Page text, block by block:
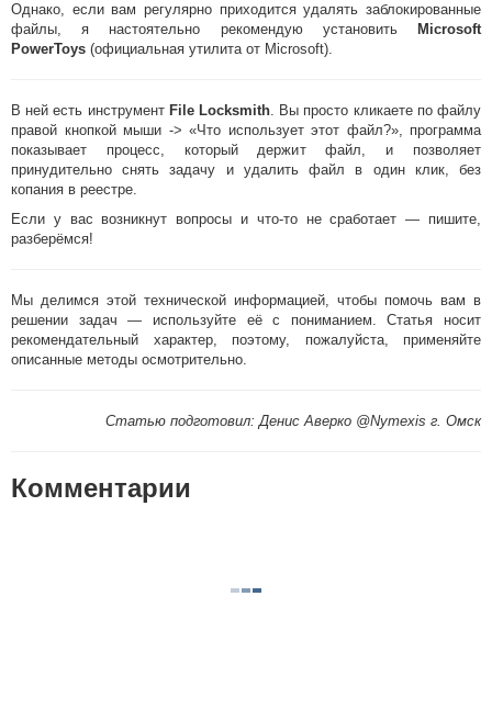
Однако, если вам регулярно приходится удалять заблокированные
файлы, я настоятельно рекомендую установить
Microsoft
PowerToys (официальная утилита от Microsoft).
В ней есть инструмент File Locksmith. Вы просто кликаете по файлу
правой кнопкой мыши -> «Что использует этот файл?», программа
показывает процесс, который держит файл, и позволяет
принудительно снять задачу и удалить файл в один клик, без
копания в реестре.
Если у вас возникнут вопросы и что-то не сработает — пишите,
разберёмся!
Мы делимся этой технической информацией, чтобы помочь вам в
решении задач — используйте её с пониманием. Статья носит
рекомендательный характер, поэтому, пожалуйста, применяйте
описанные методы осмотрительно.
Статью подготовил: Денис Аверко @Nymexis г. Омск
Комментарии